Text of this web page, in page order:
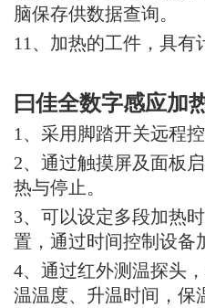
脑保存供数据查询。
11 、加热的工件 ，具有
曰佳全数字感应加
1 、 采用脚踏开关远程
2、 通过触摸屏及面板
热与停止。
3、 可以设定多段加热
置 ， 通过时间控制设备
4、 通过红外测温探头 ，
温温度、升温时间 ， 保